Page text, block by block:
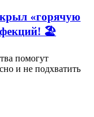
«горячую
🏖
помогут
и не подхватить